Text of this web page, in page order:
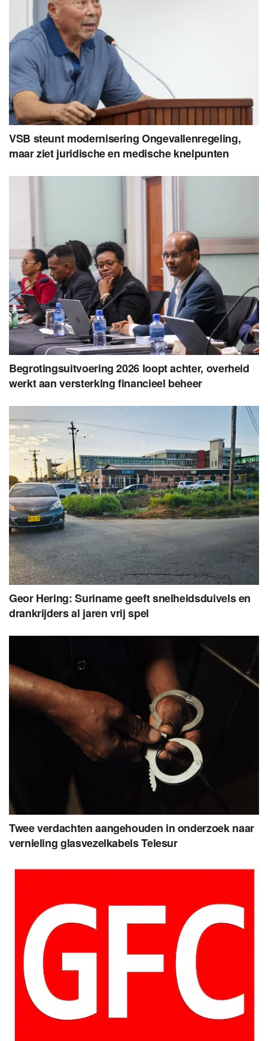
VSB steunt modernisering Ongevallenregeling,
maar ziet juridische en medische knelpunten
Begrotingsuitvoering 2026 loopt achter, overheid
werkt aan versterking financieel beheer
Geor Hering: Suriname geeft snelheidsduivels en
drankrijders al jaren vrij spel
Twee verdachten aangehouden in onderzoek naar
vernieling glasvezelkabels Telesur